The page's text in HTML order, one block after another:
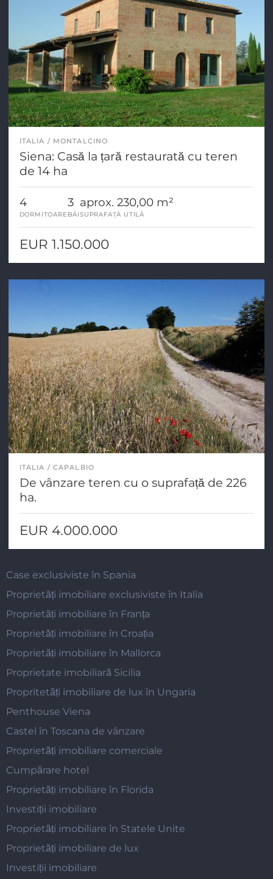
ITALIA MONTALCINO
Siena: Casă la țară restaurată cu teren
de 14 ha
4
DORMITOARE
3
BĂI
aprox. 230,00 m²
SUPRAFAȚĂ UTILĂ
EUR 1.150.000
ITALIA CAPALBIO
De vânzare teren cu o suprafață de 226
ha.
EUR 4.000.000
Case exclusiviste în Spania
Proprietăți imobiliare exclusiviste în Italia
Proprietăți imobiliare în Franța
Proprietăți imobiliare în Croația
Proprietăți imobiliare în Mallorca
Proprietate imobiliară Sicilia
Propritetăți imobiliare de lux în Ungaria
Penthouse Viena
Castel în Toscana de vânzare
Proprietăți imobiliare comerciale
Cumpărare hotel
Proprietăți imobiliare în Florida
Investiții imobiliare
Proprietăți imobiliare în Statele Unite
Proprietăți imobiliare de lux
Investiții imobiliare